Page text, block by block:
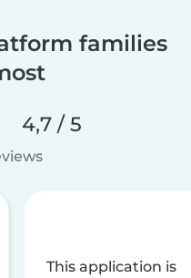
families
4,7 / 5
This application is